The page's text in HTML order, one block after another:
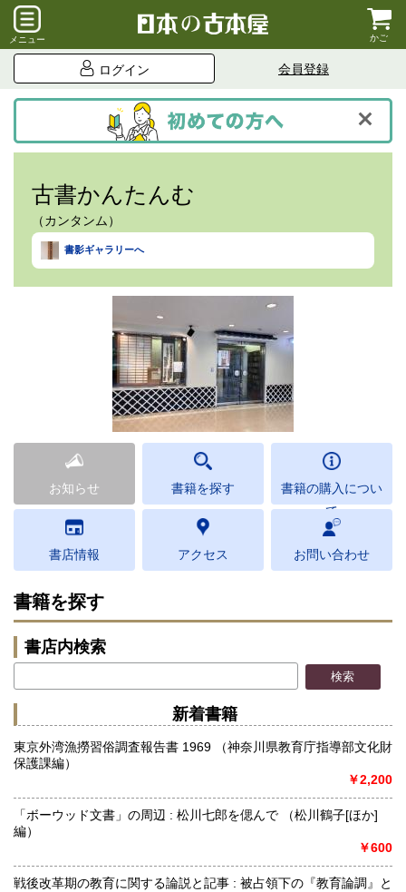
メニュー かご
ログイン 会員登録
古書かんたんむ
（カンタンム）
書影ギャラリーへ
お知らせ 書籍を探す
書籍の購入につい
て
書店情報 アクセス お問い合わせ
書籍を探す
書店内検索
新着書籍
東京外湾漁撈習俗調査報告書 1969 （神奈川県教育庁指導部文化財
保護課編）
￥2,200
「ボーウッド文書」の周辺 : 松川七郎を偲んで （松川鶴子[ほか]
編）
￥600
戦後改革期の教育に関する論説と記事 : 被占領下の『教育論調』と